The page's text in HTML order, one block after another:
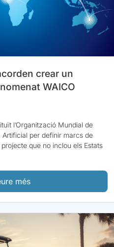
crear un
WAICO
l’Organització Mundial de
Artificial per definir marcs de
que no inclou els Estats
més